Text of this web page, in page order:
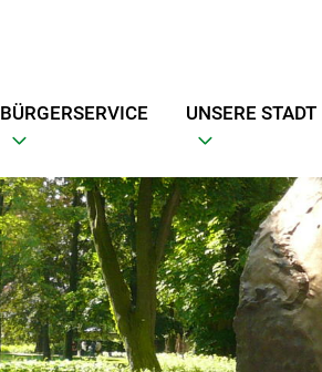
BÜRGERSERVICE UNSERE STADT